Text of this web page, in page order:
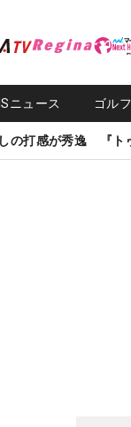
ニュース ゴル
の打感が秀逸 『ト